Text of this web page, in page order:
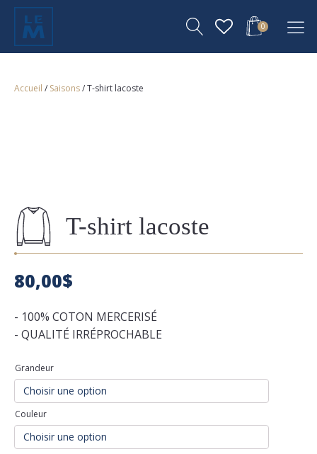
0
Accueil / Saisons/ T-shirt lacoste
T-shirt lacoste
80,00$
- 100% COTON MERCERISÉ
- QUALITÉ IRRÉPROCHABLE
Grandeur
Couleur